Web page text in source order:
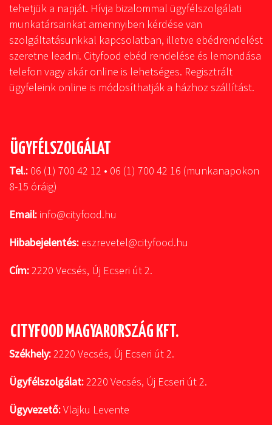
tehetjük a napját. Hívja bizalommal ügyfélszolgálati
munkatársainkat amennyiben kérdése van
szolgáltatásunkkal kapcsolatban, illetve ebédrendelést
szeretne leadni. Cityfood ebéd rendelése és lemondása
telefon vagy akár online is lehetséges. Regisztrált
ügyfeleink online is módosíthatják a házhoz szállítást.
ÜGYFÉLSZOLGÁLAT
Tel.: 06 (1) 700 42 12 • 06 (1) 700 42 16 (munkanapokon
8-15 óráig)
Email: info@cityfood.hu
Hibabejelentés: eszrevetel@cityfood.hu
Cím:2220 Vecsés, Új Ecseri út 2.
CITYFOOD MAGYARORSZÁG KFT.
Székhely:2220 Vecsés, Új Ecseri út 2.
Ügyfélszolgálat:2220 Vecsés, Új Ecseri út 2.
Ügyvezető:Vlajku Levente